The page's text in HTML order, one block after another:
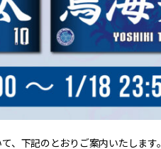
、下記のとおりご案内いたします。